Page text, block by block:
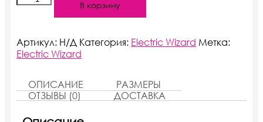
Electric
В корзину
Артикул: Н/Д Категория: Electric Wizard Метка:
Electric Wizard
ОПИСАНИЕ
РАЗМЕРЫ
ОТЗЫВЫ (0)
ДОСТАВКА